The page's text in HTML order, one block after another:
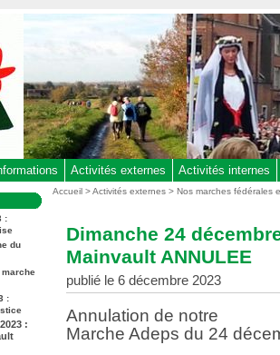
Activités externes Activités internes
:
du
marche
:
:
Vous
Accueil >Activités externes >Nos marches fédérales
Dimanche 24
Mainvault ANNULEE
publié le 6 décembre 2023
Annulation de notre
Marche Adeps du 24